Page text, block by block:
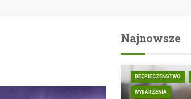
Najnowsze
BEZPIECZEŃSTWO
WYDARZENIA